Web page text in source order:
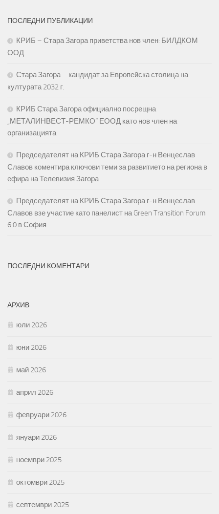
ПОСЛЕДНИ ПУБЛИКАЦИИ
КРИБ – Стара Загора приветства нов член: БИЛДКОМ
ООД
Стара Загора – кандидат за Европейска столица на
културата 2032 г.
КРИБ Стара Загора официално посрещна
„МЕТАЛИНВЕСТ-РЕМКО“ ЕООД като нов член на
организацията
Председателят на КРИБ Стара Загора г-н Венцеслав
Славов коментира ключови теми за развитието на региона в
ефира на Телевизия Загора
Председателят на КРИБ Стара Загора г-н Венцеслав
Славов взе участие като панелист на Green Transition Forum
6.0 в София
ПОСЛЕДНИ КОМЕНТАРИ
АРХИВ
юли 2026
юни 2026
май 2026
април 2026
февруари 2026
януари 2026
ноември 2025
октомври 2025
септември 2025